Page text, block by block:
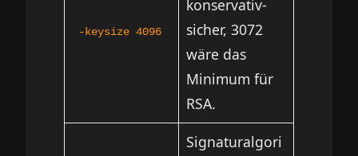
-keysize 4096
konservativ-
sicher, 3072
wäre das
Minimum für
RSA.
Signaturalgori